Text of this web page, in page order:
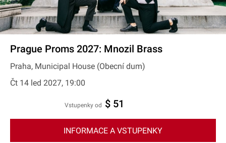
Prague Proms 2027: Mnozil Brass
Praha, Municipal House (Obecní dum)
Čt 14 led 2027, 19:00
Vstupenky od $ 51
INFORMACE A VSTUPENKY